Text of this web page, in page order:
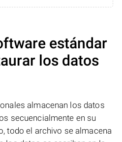
estándar
los datos
almacenan los datos
secuencialmente en su
todo el archivo se almacena